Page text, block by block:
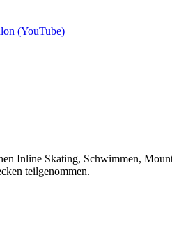
(YouTube)
Inline Skating, Schwimmen,
teilgenommen.